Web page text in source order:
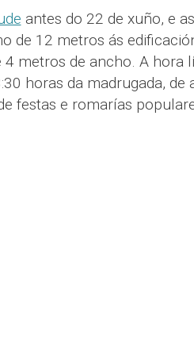
antes do 22 de xuño, e as
de 12 metros ás
metros de ancho. A hora
horas da madrugada, de
festas e romarías